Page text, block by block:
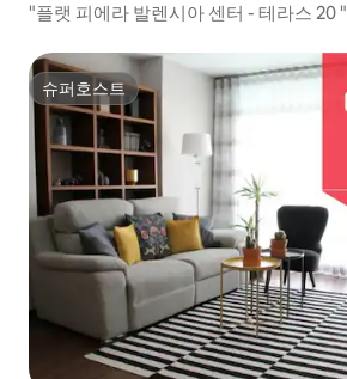
"플랫 피에라 발렌시아 센터 - 테라스 20 "
슈퍼호스트
슈퍼호스트